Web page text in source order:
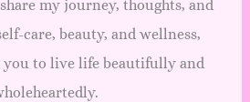
my journey, thoughts, and
care, beauty, and wellness,
to live life beautifully and